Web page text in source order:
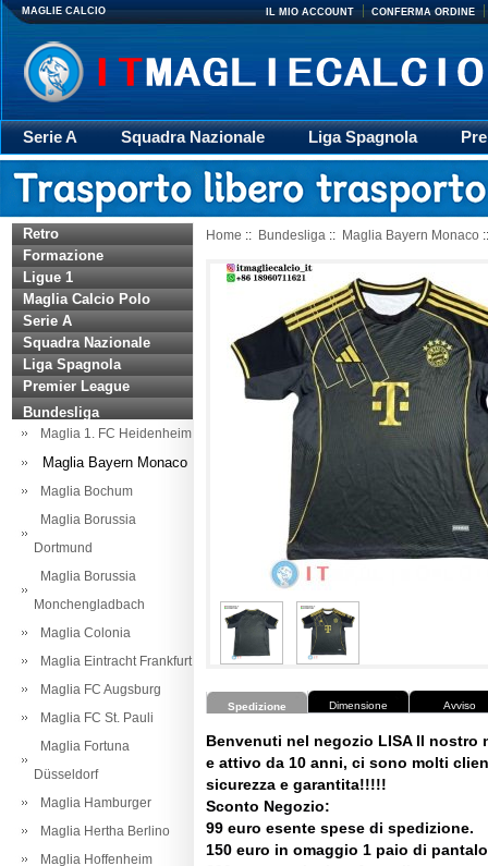
MAGLIE CALCIO IL MIO ACCOUNT CONFERMA ORDINE
Serie A Squadra Nazionale Liga Spagnola
Giacca
Rugby trasporto Retro
Retro
Formazione
Ligue 1
Maglia Calcio Polo
Serie A
Squadra Nazionale
Liga Spagnola
Premier League
Bundesliga
Maglia 1. FC Heidenheim
Maglia Bayern Monaco
Maglia Bochum
Maglia Borussia
Dortmund
Maglia Borussia
Monchengladbach
Maglia Colonia
Maglia Eintracht Frankfurt
Maglia FC Augsburg
Maglia FC St. Pauli
Maglia Fortuna
Düsseldorf
Maglia Hamburger
Maglia Hertha Berlino
Maglia Hoffenheim
Home :: Bundesliga :: Maglia Bayern Monaco
Spedizione Dimensione Avviso
Benvenuti nel negozio LISA Il nostro
e attivo da 10 anni, ci sono molti
sicurezza e garantita!!!!!
Sconto Negozio:
99 euro esente spese di spedizione.
150 euro in omaggio 1 paio di